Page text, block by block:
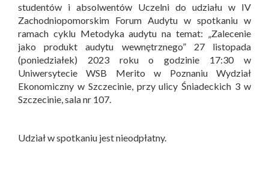
studentów i absolwentów Uczelni do udziału w IV
Zachodniopomorskim Forum Audytu w spotkaniu w
ramach cyklu Metodyka audytu na temat: „Zalecenie
jako produkt audytu wewnętrznego” 27 listopada
(poniedziałek) 2023 roku o godzinie 17:30 w
Uniwersytecie WSB Merito w Poznaniu Wydział
Ekonomiczny w Szczecinie, przy ulicy Śniadeckich 3 w
Szczecinie, sala nr 107.
Udział w spotkaniu jest nieodpłatny.